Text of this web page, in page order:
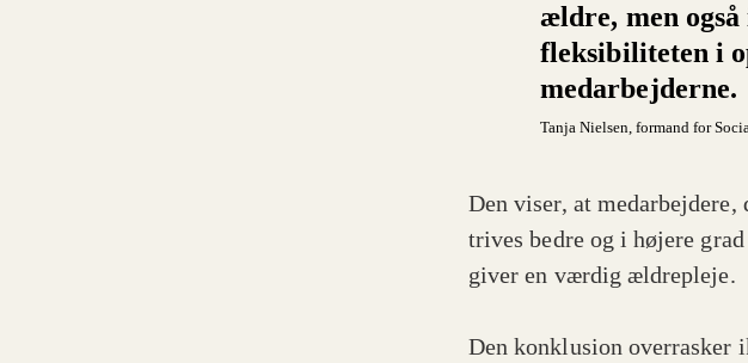
ældre, men
fleksibiliteten i
medarbejderne.
Tanja Nielsen, formand for
Den viser, at
trives bedre og i højere
giver en værdig ældrepleje.
Den konklusion overrasker